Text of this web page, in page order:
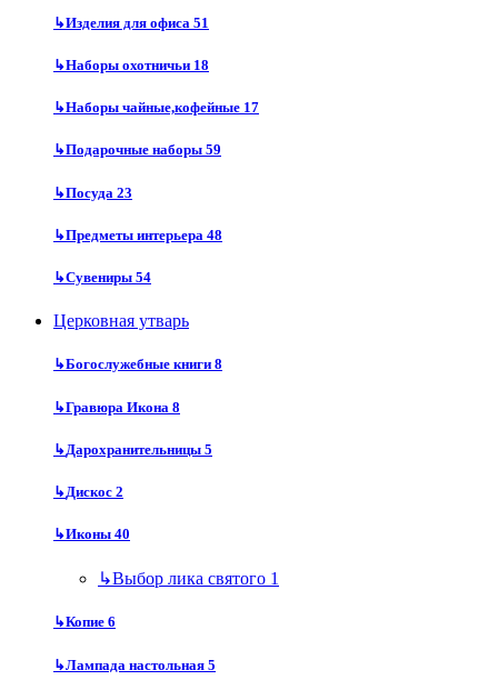
↳Изделия для офиса 51
↳Наборы охотничьи 18
↳Наборы чайные,кофейные 17
↳Подарочные наборы 59
↳Посуда 23
↳Предметы интерьера 48
↳Сувениры 54
Церковная утварь
↳Богослужебные книги 8
↳Гравюра Икона 8
↳Дарохранительницы 5
↳Дискос 2
↳Иконы 40
↳Выбор лика святого 1
↳Копие 6
↳Лампада настольная 5